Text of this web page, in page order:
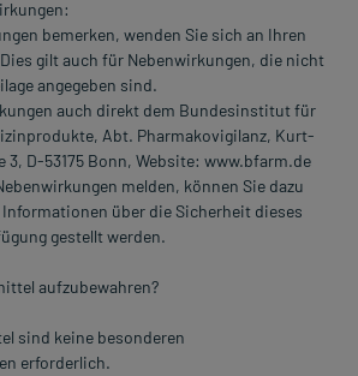
bemerken, wenden Sie sich an Ihren
gilt auch für Nebenwirkungen, die nicht
angegeben sind.
auch direkt dem Bundesinstitut für
Abt. Pharmakovigilanz, Kurt-
3, D-53175 Bonn, Website: www.bfarm.de
melden, können Sie dazu
über die Sicherheit dieses
gestellt werden.
aufzubewahren?
sind keine besonderen
erforderlich.